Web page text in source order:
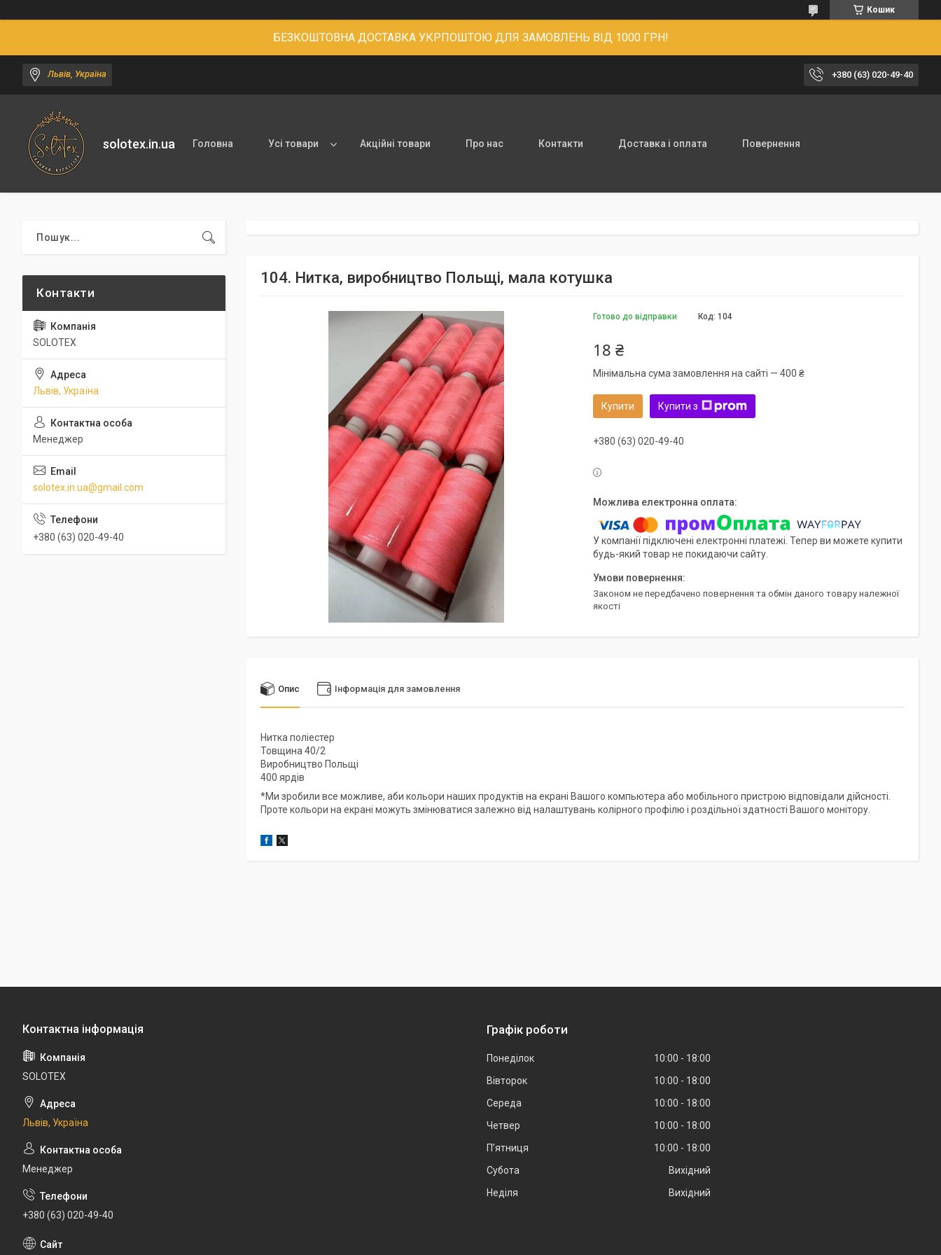
Кошик
БЕЗКОШТОВНА ДОСТАВКА УКРПОШТОЮ ДЛЯ ЗАМОВЛЕНЬ ВІД 1000 ГРН!
Львів, Україна +380 (63) 020-49-40
solotex.in.ua Головна Усі товари Акційні товари Про нас Контакти Доставка і оплата Повернення
104. Нитка, виробництво Польщі, мала котушка
Готово до відправки Код: 104
18 ₴
Мінімальна сума замовлення на сайті — 400 ₴
Купити Купити з
+380 (63) 020-49-40
У компанії підключені електронні платежі. Тепер ви можете купити
будь-який товар не покидаючи сайту.
Законом не передбачено повернення та обмін даного товару належної
якості
Опис Інформація для замовлення
Нитка поліестер
Товщина 40/2
Виробництво Польщі
400 ярдів
*Ми зробили все можливе, аби кольори наших продуктів на екрані Вашого компьютера або мобільного пристрою відповідали дійсності.
Проте кольори на екрані можуть змінюватися залежно від налаштувань колірного профілю і роздільної здатності Вашого монітору.
SOLOTEX
Львів, Україна
Менеджер
solotex.in.ua@gmail.com
+380 (63) 020-49-40
SOLOTEX
Львів, Україна
Менеджер
+380 (63) 020-49-40
Графік роботи
Понеділок 10:00
18:00
Вівторок
10:00
18:00
Середа
10:00
18:00
Четвер
10:00
18:00
Пʼятниця
10:00
18:00
Субота
Вихідний
Неділя
Вихідний